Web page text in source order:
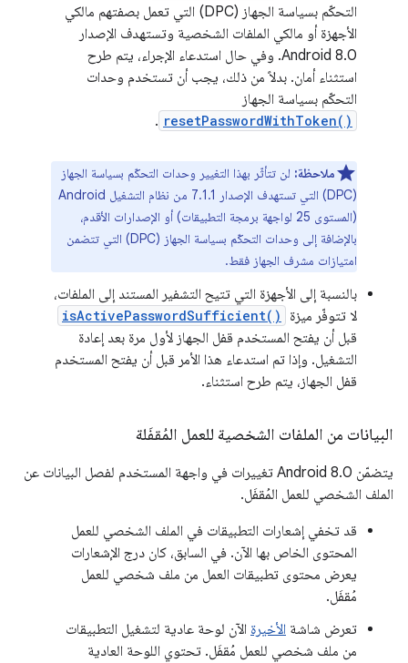
التحكّم بسياسة الجهاز (DPC) التي تعمل بصفتهم مالكي
الأجهزة أو مالكي الملفات الشخصية وتستهدف الإصدار
Android 8.0. وفي حال استدعاء الإجراء، يتم طرح
استثناء أمان. بدلاً من ذلك، يجب أن تستخدم وحدات
التحكّم بسياسة الجهاز
resetPasswordWithToken()
.
ملاحظة: لن تتأثّر بهذا التغيير وحدات التحكّم بسياسة الجهاز
(DPC) التي تستهدف الإصدار 7.1.1 من نظام التشغيل Android
(المستوى 25 لواجهة برمجة التطبيقات) أو الإصدارات الأقدم،
بالإضافة إلى وحدات التحكّم بسياسة الجهاز (DPC) التي تتضمن
امتيازات مشرف الجهاز فقط.
بالنسبة إلى الأجهزة التي تتيح التشفير المستند إلى الملفات،
لا تتوفّر ميزة
isActivePasswordSufficient()
قبل أن يفتح المستخدم قفل الجهاز لأول مرة بعد إعادة
التشغيل. وإذا تم استدعاء هذا الأمر قبل أن يفتح المستخدم
قفل الجهاز، يتم طرح استثناء.
البيانات من الملفات الشخصية للعمل المُقفَلة
يتضمّن Android 8.0 تغييرات في واجهة المستخدم لفصل البيانات عن
الملف الشخصي للعمل المُقفَل.
قد تخفي إشعارات التطبيقات في الملف الشخصي للعمل
المحتوى الخاص بها الآن. في السابق، كان درج الإشعارات
يعرض محتوى تطبيقات العمل من ملف شخصي للعمل
مُقفَل.
تعرض شاشة الأخيرة الآن لوحة عادية لتشغيل التطبيقات
من ملف شخصي للعمل مُقفَل. تحتوي اللوحة العادية